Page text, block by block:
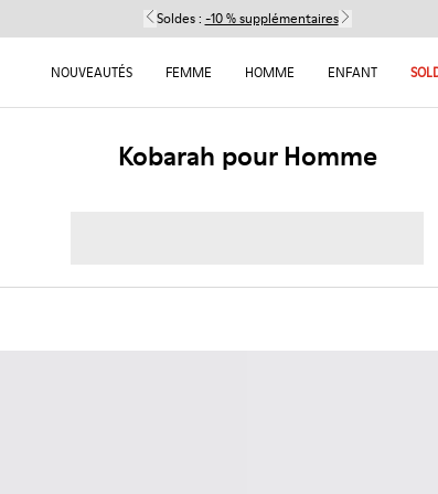
Soldes : -10 % supplémentaires
NOUVEAUTÉS FEMME HOMME ENFANT
Kobarah pour Homme